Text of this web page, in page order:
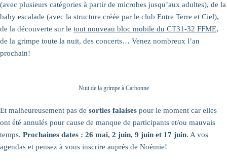
(avec plusieurs catégories à partir de microbes jusqu’aux adultes), de la
baby escalade (avec la structure créée par le club Entre Terre et Ciel),
de la découverte sur le tout nouveau bloc mobile du CT31-32 FFME,
de la grimpe toute la nuit, des concerts… Venez nombreux l’an
prochain!
Nuit de la grimpe à Carbonne
Et malheureusement pas de sorties falaises pour le moment car elles
ont été annulés pour cause de manque de participants et/ou mauvais
temps. Prochaines dates : 26 mai, 2 juin, 9 juin et 17 juin. A vos
agendas et pensez à vous inscrire auprès de Noémie!